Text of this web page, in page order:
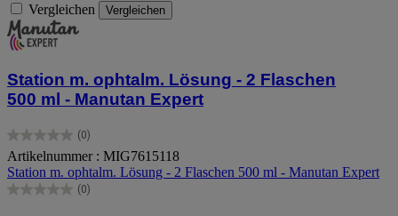
Vergleichen Vergleichen
Station m. ophtalm. Lösung - 2 Flaschen
500 ml - Manutan Expert
(0)
0.0
von
5
Sternen.
Artikelnummer : MIG7615118
Station m. ophtalm. Lösung - 2 Flaschen 500 ml - Manutan Expert
(0)
0.0